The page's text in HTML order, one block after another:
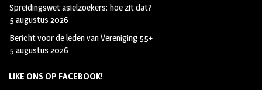
Spreidingswet asielzoekers: hoe zit dat?
5 augustus 2026
Bericht voor de leden van Vereniging 55+
5 augustus 2026
LIKE ONS OP FACEBOOK!